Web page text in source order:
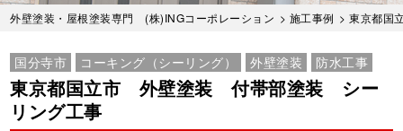
外壁塗装・屋根塗装専門 (株)INGコーポレーション > 施工事例 >東京都国
国分寺市 コーキング（シーリング） 外壁塗装 防水工事
東京都国立市 外壁塗装 付帯部塗装 シー
リング工事